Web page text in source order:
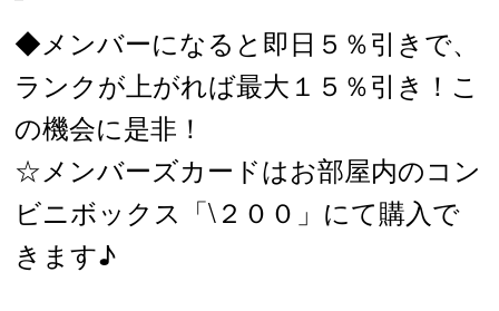
◆メンバーになると即日５％引きで、
ランクが上がれば最大１５％引き！こ
の機会に是非！
☆メンバーズカードはお部屋内のコン
ビニボックス「\２００」にて購入で
きます♪